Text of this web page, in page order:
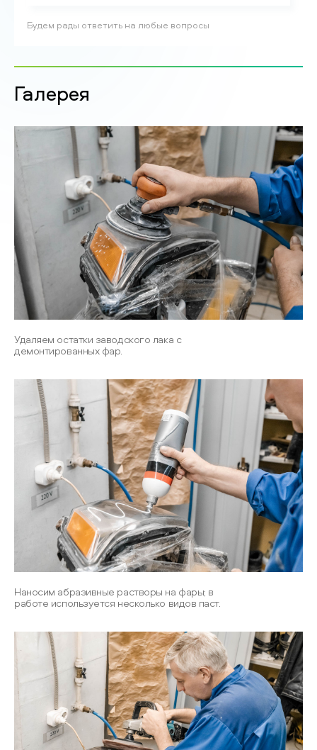
Будем рады ответить на любые вопросы
Галерея
Удаляем остатки заводского лака с
демонтированных фар.
Наносим абразивные растворы на фары; в
работе используется несколько видов паст.